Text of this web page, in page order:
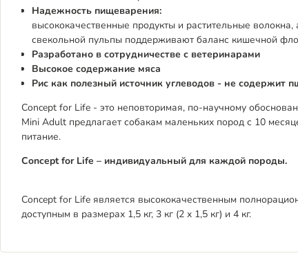
Надежность пищеварения:
высококачественные продукты и растительные
свекольной пульпы поддерживают баланс кишечной
Разработано в сотрудничестве с ветеринарами
Высокое содержание мяса
Рис как полезный источник углеводов - не содержит
Concept for Life - это неповторимая, по-научному
Mini Adult предлагает собакам маленьких пород с 10
питание.
Concept for Life – индивидуальный для каждой породы.
Concept for Life является высококачественным
доступным в размерах 1,5 кг, 3 кг (2 x 1,5 кг) и 4 кг.